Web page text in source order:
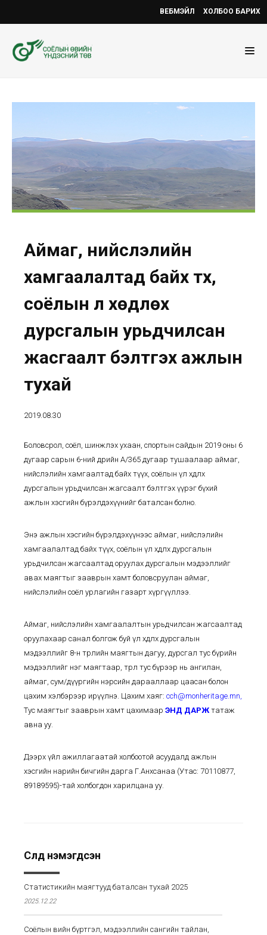
ВЕБМЭЙЛ ХОЛБОО БАРИХ
Аймаг, нийслэлийн
хамгаалалтад байх түүх,
соёлын үл хөдлөх
дурсгалын урьдчилсан
жасгаалт бэлтгэх ажлын
тухай
2019.08.30
Боловсрол, соёл, шинжлэх ухаан, спортын сайдын 2019 оны 6
дугаар сарын 6-ний өдрийн А/365 дугаар тушаалаар аймаг,
нийслэлийн хамгаалтад байх түүх, соёлын үл хөдлөх
дурсгалын урьдчилсан жагсаалт бэлтгэх үүрэг бүхий
ажлын хэсгийн бүрэлдэхүүнийг баталсан болно.
Энэ ажлын хэсгийн бүрэлдэхүүнээс аймаг, нийслэлийн
хамгаалалтад байх түүх, соёлын үл хөдлөх дурсгалын
урьдчилсан жагсаалтад оруулах дурсгалын мэдээллийг
авах маягтыг зааврын хамт боловсруулан аймаг,
нийслэлийн соёл урлагийн газарт хүргүүллээ.
Аймаг, нийслэлийн хамгаалалтын урьдчилсан жагсаалтад
оруулахаар санал болгож буй үл хөдлөх дурсгалын
мэдээллийг 8-н төрлийн маягтын дагуу, дурсгал тус бүрийн
мэдээллийг нэг маягтаар, төрөл тус бүрээр нь ангилан,
аймаг, сум/дүүргийн нэрсийн дарааллаар цаасан болон
цахим хэлбэрээр ирүүлнэ. Цахим хаяг: cch@monheritage.mn,
Тус маягтыг зааврын хамт цахимаар ЭНД ДАРЖ татаж
авна уу.
Дээрх үйл ажиллагаатай холбоотой асуудалд ажлын
хэсгийн нарийн бичгийн дарга Г.Анхсанаа (Утас: 70110877,
89189595)-тай холбогдон харилцана уу.
Сүүлд нэмэгдсэн
Статистикийн маягтууд баталсан тухай 2025
2025.12.22
Соёлын өвийн бүртгэл, мэдээллийн сангийн тайлан,